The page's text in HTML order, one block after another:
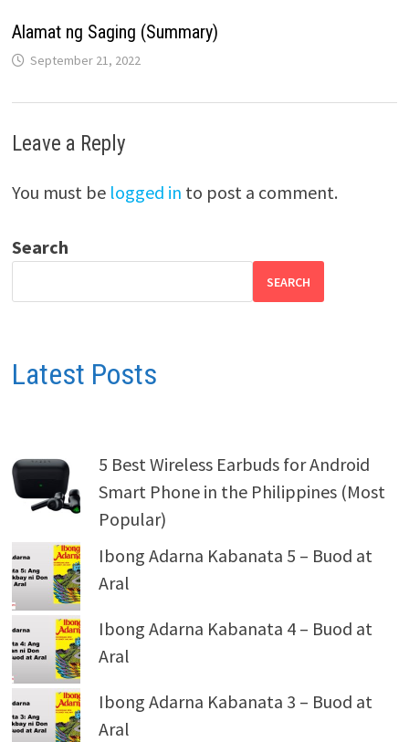
Alamat ng Saging (Summary)
September 21, 2022
Leave a Reply
You must be logged in to post a comment.
Search
SEARCH
Latest Posts
5 Best Wireless Earbuds for Android
Smart Phone in the Philippines (Most
Popular)
Ibong Adarna Kabanata 5 – Buod at
Aral
Ibong Adarna Kabanata 4 – Buod at
Aral
Ibong Adarna Kabanata 3 – Buod at
Aral